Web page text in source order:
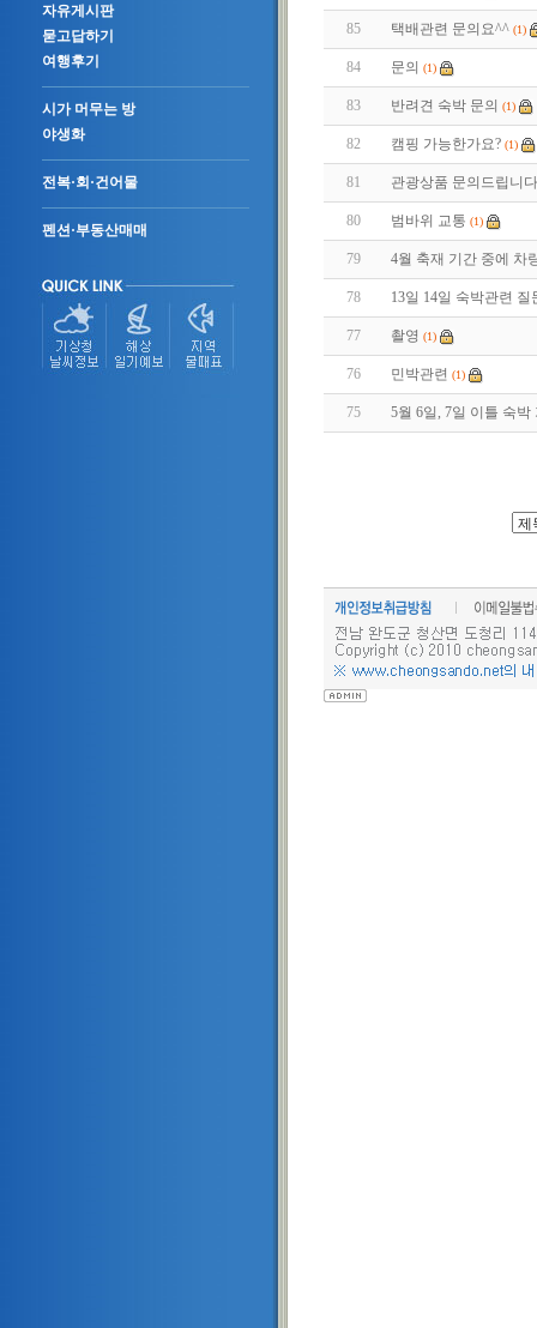
자유게시판
묻고답하기
여행후기
시가 머무는 방
야생화
전복·회·건어물
펜션·부동산매매
85 택배관련 문의요^^ (1)
84 문의 (1)
83 반려견 숙박 문의 (1)
82 캠핑 가능한가요? (1)
81 관광상품 문의드립니
80 범바위 교통 (1)
79 4월 축재 기간 중에 차
78 13일 14일 숙박관련 질
77 촬영 (1)
76 민박관련 (1)
75 5월 6일, 7일 이틀 숙